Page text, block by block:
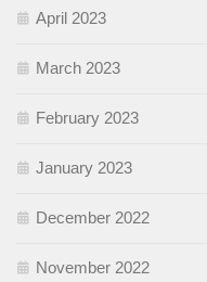
April 2023
March 2023
February 2023
January 2023
December 2022
November 2022